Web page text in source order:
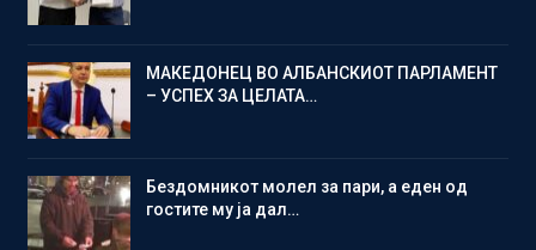
МАКЕДОНЕЦ ВО АЛБАНСКИОТ ПАРЛАМЕНТ
– УСПЕХ ЗА ЦЕЛАТА…
Бездомникот молел за пари, а еден од
гостите му ја дал…